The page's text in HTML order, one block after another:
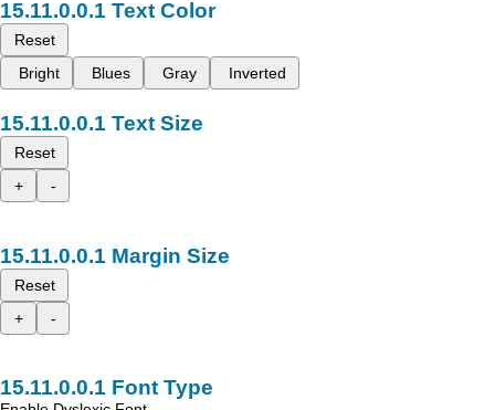
Text Color
Reset
Bright
Blues Gray Inverted
Text Size
Reset
+
-
Margin Size
Reset
+
-
Font Type